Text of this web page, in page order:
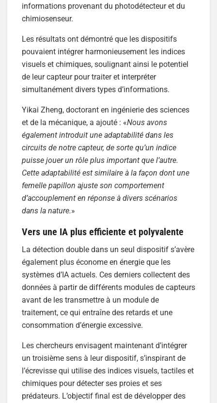
informations provenant du photodétecteur et du
chimiosenseur.
Les résultats ont démontré que les dispositifs
pouvaient intégrer harmonieusement les indices
visuels et chimiques, soulignant ainsi le potentiel
de leur capteur pour traiter et interpréter
simultanément divers types d’informations.
Yikai Zheng, doctorant en ingénierie des sciences
et de la mécanique, a ajouté : «Nous avons
également introduit une adaptabilité dans les
circuits de notre capteur, de sorte qu’un indice
puisse jouer un rôle plus important que l’autre.
Cette adaptabilité est similaire à la façon dont une
femelle papillon ajuste son comportement
d’accouplement en réponse à divers scénarios
dans la nature.»
Vers une IA plus efficiente et polyvalente
La détection double dans un seul dispositif s’avère
également plus économe en énergie que les
systèmes d’IA actuels. Ces derniers collectent des
données à partir de différents modules de capteurs
avant de les transmettre à un module de
traitement, ce qui entraîne des retards et une
consommation d’énergie excessive.
Les chercheurs envisagent maintenant d’intégrer
un troisième sens à leur dispositif, s’inspirant de
l’écrevisse qui utilise des indices visuels, tactiles et
chimiques pour détecter ses proies et ses
prédateurs. L’objectif final est de développer des